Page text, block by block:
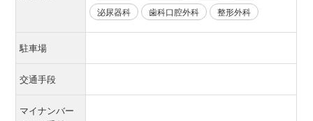
泌尿器科
歯科口腔外科 整形外科
駐車場
交通手段
マイナンバー